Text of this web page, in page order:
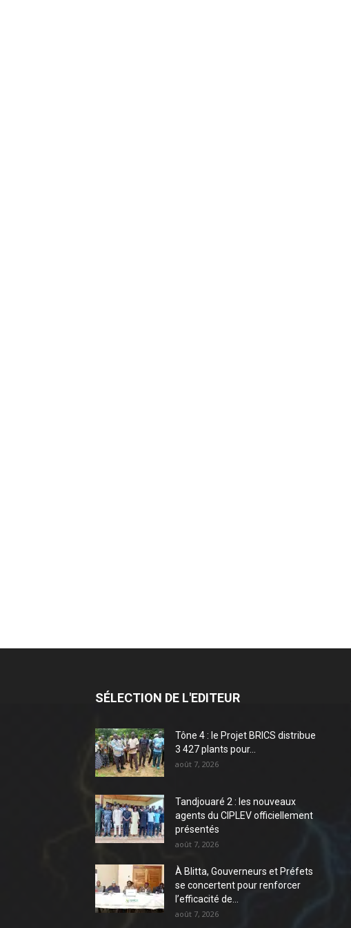
SÉLECTION DE L'EDITEUR
Tône 4 : le Projet BRICS distribue
3 427 plants pour...
août 7, 2026
Tandjouaré 2 : les nouveaux
agents du CIPLEV officiellement
présentés
août 7, 2026
À Blitta, Gouverneurs et Préfets
se concertent pour renforcer
l’efficacité de...
août 7, 2026